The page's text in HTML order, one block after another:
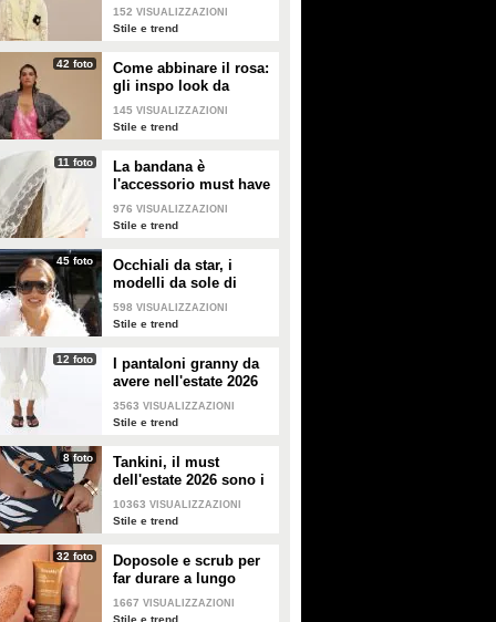
giallo
152 VISUALIZZAZIONI
Stile e trend
42 foto
Come abbinare il rosa:
gli inspo look da
copiare
145 VISUALIZZAZIONI
Stile e trend
11 foto
La bandana è
l'accessorio must have
dell'estate 2026: i
modelli di tendenza
976 VISUALIZZAZIONI
Stile e trend
45 foto
Occhiali da star, i
modelli da sole di
tendenza per l'estate
2026
598 VISUALIZZAZIONI
Stile e trend
12 foto
I pantaloni granny da
avere nell'estate 2026
3563 VISUALIZZAZIONI
Stile e trend
8 foto
Tankini, il must
dell'estate 2026 sono i
costumi con la canotta
10363 VISUALIZZAZIONI
Stile e trend
32 foto
Doposole e scrub per
far durare a lungo
l'abbronzatura in estate
1667 VISUALIZZAZIONI
Stile e trend